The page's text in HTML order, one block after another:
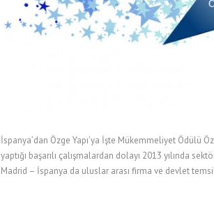
İspanya’dan Özge Yapı’ya İşte Mükemmeliyet Ödülü
yaptığı başarılı çalışmalardan dolayı 2013 yılında
Madrid – İspanya da uluslar arası firma ve devlet